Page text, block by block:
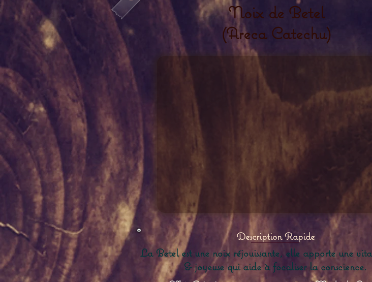
Noix de Betel
(Areca Catechu)
Description Rapide
La Betel est une noix réjouissante, elle apporte une
& joyeuse qui aide à focaliser la conscience.